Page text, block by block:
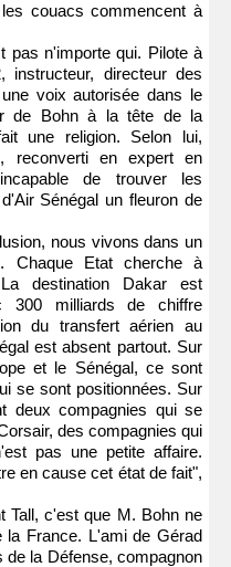
couacs commencent à
pas n'importe qui. Pilote à
instructeur, directeur des
voix autorisée dans le
de Bohn à la tête de la
une religion. Selon lui,
reconverti en expert en
de trouver les
Sénégal un fleuron de
nous vivons dans un
Chaque Etat cherche à
destination Dakar est
300 milliards de chiffre
du transfert aérien au
est absent partout. Sur
et le Sénégal, ce sont
se sont positionnées. Sur
deux compagnies qui se
des compagnies qui
pas une petite affaire.
en cause cet état de fait",
Tall, c'est que M. Bohn ne
la France. L'ami de Gérad
de la Défense, compagnon